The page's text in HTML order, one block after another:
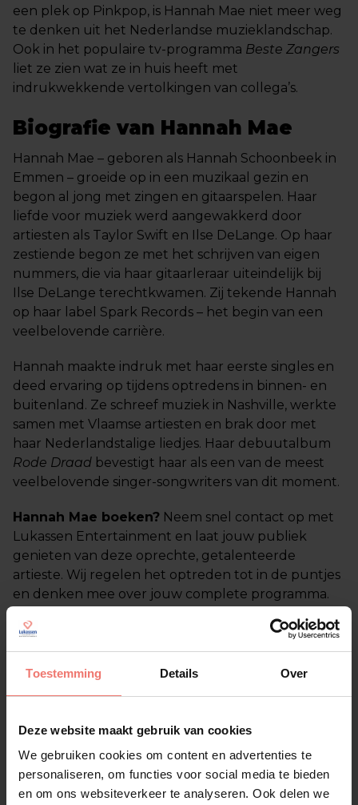
Toestemming Details Over
Deze website maakt gebruik van cookies
We gebruiken cookies om content en advertenties te
personaliseren, om functies voor social media te bieden
en om ons websiteverkeer te analyseren. Ook delen we
een plek op Pinkpop, is Hannah Mae niet meer weg
te denken uit het Nederlandse muzieklandschap.
Ook in het populaire tv-programma Beste Zangers
liet ze zien wat ze in huis heeft met
indrukwekkende vertolkingen van collega’s.
Biografie van Hannah Mae
Hannah Mae – geboren als Hannah Schoonbeek in
Emmen – groeide op in een muzikaal gezin en
begon al jong met zingen en gitaarspelen. Haar
liefde voor muziek werd aangewakkerd door
artiesten als Taylor Swift en Ilse DeLange. Op haar
zestiende begon ze met het schrijven van eigen
nummers, die via haar gitaarleraar uiteindelijk bij
Ilse DeLange terechtkwamen. Zij tekende Hannah
op haar label Spark Records – het begin van een
veelbelovende carrière.
Hannah maakte indruk met haar eerste singles en
deed ervaring op tijdens optredens in binnen- en
buitenland. Ze schreef muziek in Nashville, werkte
samen met Vlaamse artiesten en brak door met
haar Nederlandstalige liedjes. Haar debuutalbum
Rode Draad bevestigt haar als een van de meest
veelbelovende singer-songwriters van dit moment.
Hannah Mae boeken? Neem snel contact op met
Lukassen Entertainment en laat jouw publiek
genieten van deze oprechte, getalenteerde
artieste. Wij regelen het optreden tot in de puntjes
en denken mee over jouw complete programma.
publiek.
Vergelijkbare artiesten